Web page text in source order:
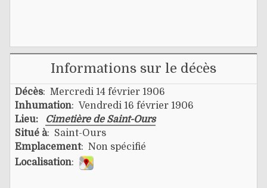
Informations sur le décès
Décès: Mercredi 14 février 1906
Inhumation: Vendredi 16 février 1906
Lieu:
Cimetière de Saint-Ours
Situé à: Saint-Ours
Emplacement: Non spécifié
Localisation: